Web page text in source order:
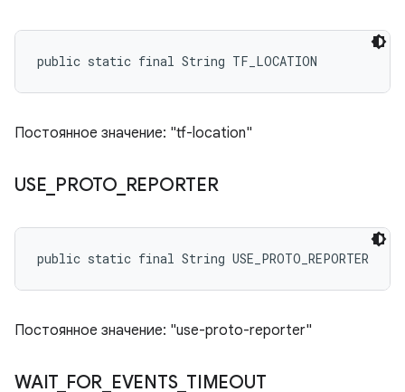
public static final String TF_LOCATION
Постоянное значение: "tf-location"
USE PROTO_ REPORTER
public static final String USE_PROTO_REPORTER
Постоянное значение: "use-proto-reporter"
WAIT_ FOR EVENTS_ TIMEOUT